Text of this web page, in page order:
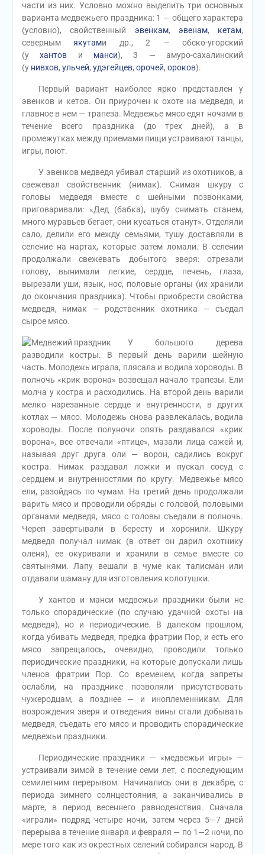
части из них. Условно можно выделить три основных
варианта медвежьего праздника: 1 — общего характера
(условно), свойственный эвенкам, эвенам, кетам,
севернымякутами др., 2 — обско-угорский
(ухантов и манси), 3 — амуро-сахалинский
(у нивхов, ульчей, удэгейцев, орочей, ороков).
Первый вариант наиболее ярко представлен у
эвенков и кетов. Он приурочен к охоте на медведя, и
главное в нем — трапеза. Медвежье мясо едят ночами в
течение всего праздника (до трех дней), а в
промежутках между приемами пищи устраивают танцы,
игры, поют.
У эвенков медведя убивал старший из охотников, а
свежевал свойственник (нимак). Снимая шкуру с
головы медведя вместе с шейными позвонками,
приговаривали: «Дед (бабка), шубу снимать станем,
много муравьев бегает, они кусаться станут». Отделяли
сало, делили его между семьями, тушу доставляли в
селение на нартах, которые затем ломали. В селении
продолжали свежевать добытого зверя: отрезали
голову, вынимали легкие, сердце, печень, глаза,
вырезали уши, язык, нос, половые органы (их хранили
до окончания праздника). Чтобы приобрести свойства
медведя, нимак — родственник охотника — съедал
сырое мясо.
У большого дерева
разводили костры. В первый день варили шейную
часть. Молодежь играла, плясала и водила хороводы. В
полночь «крик ворона» возвещал начало трапезы. Ели
молча у костра и расходились. На второй день варили
мелко нарезанные сердце и внутренности, в других
котлах — мясо. Молодежь снова развлекалась, водила
хороводы. После полуночи опять раздавался «крик
ворона», все отвечали «птице», мазали лица сажей и,
называя друг друга оли — ворон, садились вокруг
костра. Нимак раздавал ложки и пускал сосуд с
сердцем и внутренностями по кругу. Медвежье мясо
ели, разойдясь по чумам. На третий день продолжали
варить мясо и проводили обряды с головой, половыми
органами медведя, мясо с головы съедали в полночь.
Череп завертывали в бересту и хоронили. Шкуру
медведя получал нимак (в ответ он дарил охотнику
оленя), ее окуривали и хранили в семье вместе со
святынями. Лапу вешали в чуме как талисман или
отдавали шаману для изготовления колотушки.
У хантов и манси медвежьи праздники были не
только спорадические (по случаю удачной охоты на
медведя), но и периодические. В далеком прошлом,
когда убивать медведя, предка фратрии Пор, и есть его
мясо запрещалось, очевидно, проводили только
периодические праздники, на которые допускали лишь
членов фратрии Пор. Со временем, когда запреты
ослабли, на празднике позволяли присутствовать
чужеродцам, а позднее — и иноплеменникам. Для
возрождения зверя и отведения вины стали добывать
медведя, съедать его мясо и проводить спорадические
медвежьи праздники.
Периодические праздники — «медвежьи игры» —
устраивали зимой в течение семи лет, с последующим
семилетним перерывом. Начинались они в декабре, с
периода зимнего солнцестояния, а заканчивались в
марте, в период весеннего равноденствия. Сначала
«играли» подряд четыре ночи, затем через 5—7 дней
перерыва в течение января и февраля — по 1—2 ночи, по
мере того как из окрестных селений собирался народ. В